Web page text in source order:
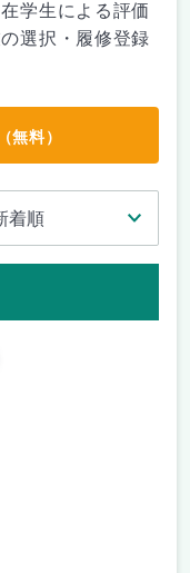
学生による評価
選択・履修登録
無料）